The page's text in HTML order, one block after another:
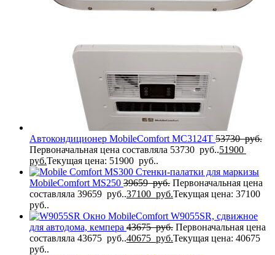
Автокондиционер MobileComfort MC3124T 53730руб.
Первоначальная цена составляла 53730 руб..51900
руб.Текущая цена: 51900 руб..
Стенки-палатки для маркизы
MobileComfort MS250 39659руб. Первоначальная цена
составляла 39659 руб..37100 руб.Текущая цена: 37100
руб..
Окно MobileComfort W9055SR, сдвижное
для автодома, кемпера 43675руб. Первоначальная цена
составляла 43675 руб..40675 руб.Текущая цена: 40675
руб..